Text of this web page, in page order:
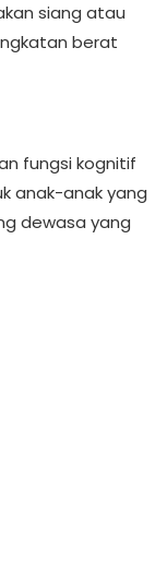
siang atau
berat
fungsi kognitif
anak-anak yang
dewasa yang